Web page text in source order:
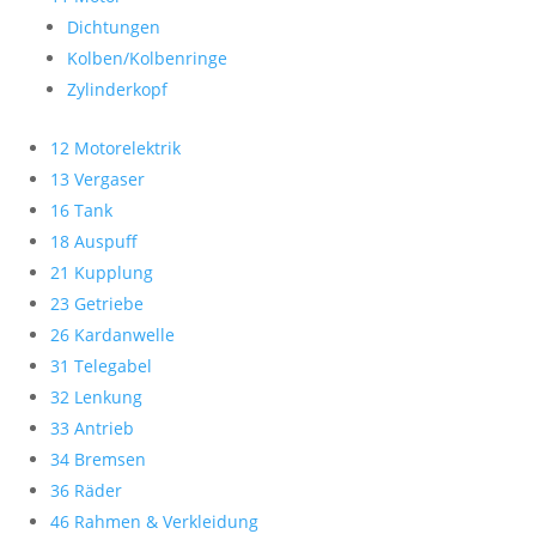
Dichtungen
Kolben/Kolbenringe
Zylinderkopf
12 Motorelektrik
13 Vergaser
16 Tank
18 Auspuff
21 Kupplung
23 Getriebe
26 Kardanwelle
31 Telegabel
32 Lenkung
33 Antrieb
34 Bremsen
36 Räder
46 Rahmen & Verkleidung